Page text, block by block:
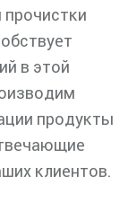
в этой
продукты
клиентов.